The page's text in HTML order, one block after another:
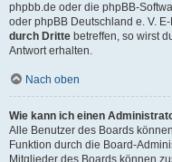
phpbb.de oder die phpBB-
oder phpBB Deutschland e. V.
durch Dritte betreffen, so wirst
Antwort erhalten.
Nach oben
Wie kann ich einen
Alle Benutzer des Boards
Funktion durch die Board-
Mitglieder des Boards können